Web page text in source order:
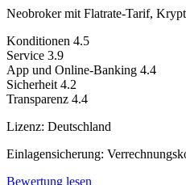
Neobroker mit Flatrate-Tarif,
Konditionen 4.5
Service 3.9
App und Online-Banking 4.4
Sicherheit 4.2
Transparenz 4.4
Lizenz: Deutschland
Einlagensicherung:
Bewertung lesen